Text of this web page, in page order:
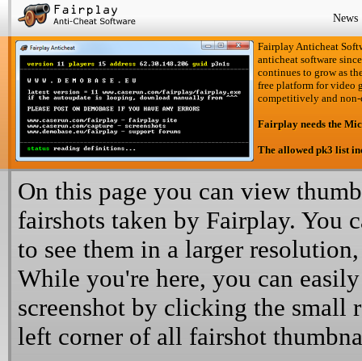
News
Fairplay Anticheat
anticheat software
continues to grow as
free platform for video
competitively and
Fairplay needs the
The allowed pk3 list
On this page you can view
fairshots taken by Fairplay. You
to see them in a larger
While you're here, you can
screenshot by clicking the small
left corner of all fairshot